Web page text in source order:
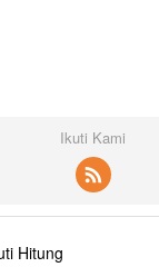
Ikuti Kami
Hitung